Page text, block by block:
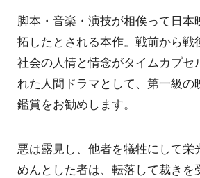
脚本・音楽・演技が相俟って日本
拓したとされる本作。戦前から戦
社会の人情と情念がタイムカプセ
れた人間ドラマとして、第一級の
鑑賞をお勧めします。
悪は露見し、他者を犠牲にして栄
めんとした者は、転落して裁きを